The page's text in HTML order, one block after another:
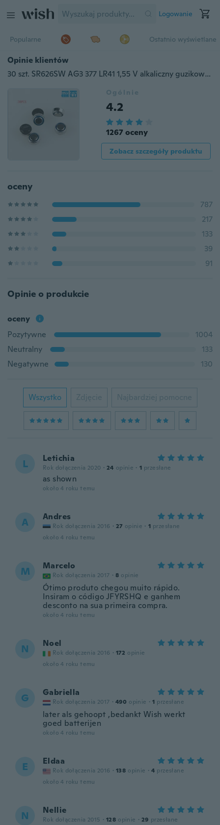
Logowanie
Popularne Ostatnio wyświetlane
Opinie klientów
30 szt. SR626SW AG3 377 LR41 1,55 V alkaliczny guzikowy zegarek z bateriami Baterie (kolor: srebrny)
Ogólnie
4.2
1267 oceny
Zobacz szczegóły produktu
oceny
787
217
133
39
91
Opinie o produkcie
oceny
Pozytywne
1004
Neutralny
133
Negatywne
130
Wszystko Zdjęcie Najbardziej pomocne
L Letichia
Rok dołączenia 2020 · 24 opinie · 1 przesłane
as shown
około 4 roku temu
A Andres
Rok dołączenia 2016 · 27 opinie · 1 przesłane
około 4 roku temu
M Marcelo
Rok dołączenia 2017 · 8 opinie
Ótimo produto chegou muito rápido.
Insiram o código JFYRSHQ e ganhem
desconto na sua primeira compra.
około 4 roku temu
N Noel
Rok dołączenia 2016 · 172 opinie
około 4 roku temu
G Gabriella
Rok dołączenia 2017 · 490 opinie · 1 przesłane
later als gehoopt ,bedankt Wish werkt
goed batterijen
około 4 roku temu
E Eldaa
Rok dołączenia 2016 · 138 opinie · 4 przesłane
około 4 roku temu
N Nellie
Rok dołączenia 2015 · 128 opinie · 29 przesłane